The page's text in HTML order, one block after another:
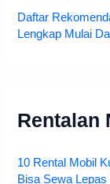
Daftar
Lengkap Mulai
Rentalan
10 Rental Mobil
Bisa Sewa